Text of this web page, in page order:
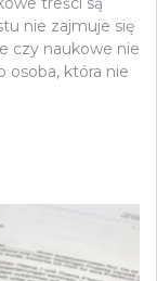
nie zajmuje się
czy naukowe nie
osoba, która nie